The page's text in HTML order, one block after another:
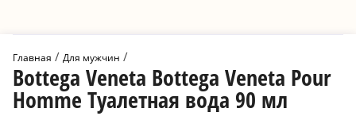
Главная / Для мужчин /
Bottega Veneta Bottega Veneta Pour
Homme Туалетная вода 90 мл